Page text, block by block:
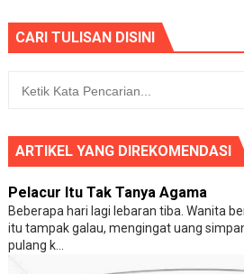
CARI TULISAN DISINI
ARTIKEL YANG DIREKOMENDASI
Pelacur Itu Tak Tanya Agama
Beberapa hari lagi lebaran tiba. Wanita
itu tampak galau, mengingat uang
pulang k...